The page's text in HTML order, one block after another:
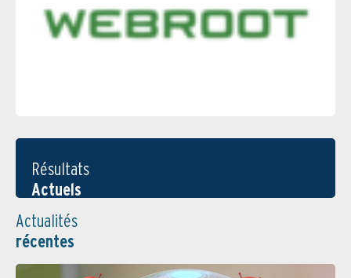
Résultats
Actuels
Actualités
récentes